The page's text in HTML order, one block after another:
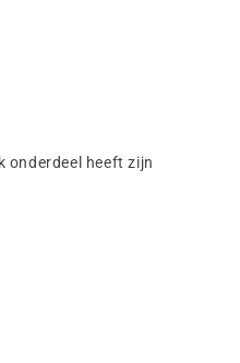
onderdeel heeft zijn